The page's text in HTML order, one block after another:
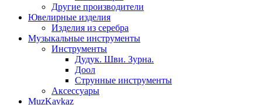
Другие производители
Ювелирные изделия
Изделия из серебра
Музыкальные инструменты
Инструменты
Дудук. Шви. Зурна.
Доол
Струнные инструменты
Аксессуары
MuzKavkaz